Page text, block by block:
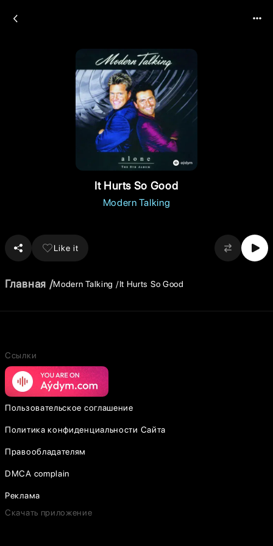
It Hurts So Good
Modern Talking
Like it
Главная Modern Talking It Hurts So Good
Ссылки
Пользовательское соглашение
Политика конфиденциальности Сайта
Правообладателям
DMCA complain
Реклама
Скачать приложение